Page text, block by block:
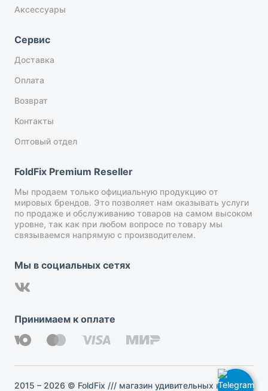
Аксессуары
Сервис
Доставка
Оплата
Возврат
Контакты
Оптовый отдел
FoldFix Premium Reseller
Мы продаем только официальную продукцию от
мировых брендов. Это позволяет нам оказывать услуги
по продаже и обслуживанию товаров на самом высоком
уровне, так как при любом вопросе по товару мы
связываемся напрямую с производителем.
Мы в социальных сетях
Принимаем к оплате
2015 – 2026 © FoldFix /// магазин удивительных ножей